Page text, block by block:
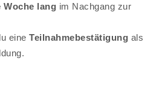
Woche lang im Nachgang zur
eineTeilnahmebestätigung als